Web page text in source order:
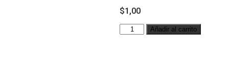
$1,00
Añadir al carrito